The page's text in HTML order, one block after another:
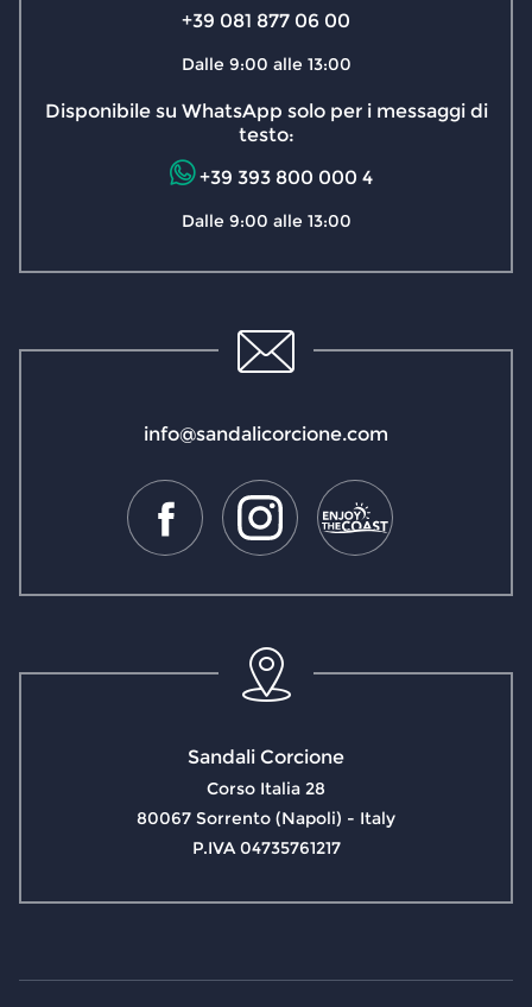
Sandali Corcione
Corso Italia 28
80067 Sorrento (Napoli) - Italy
P.IVA 04735761217
info@sandalicorcione.com
+39 081 877 06 00
Dalle 9:00 alle 13:00
Disponibile su WhatsApp solo per i messaggi di
testo:
+39 393 800 000 4
Dalle 9:00 alle 13:00